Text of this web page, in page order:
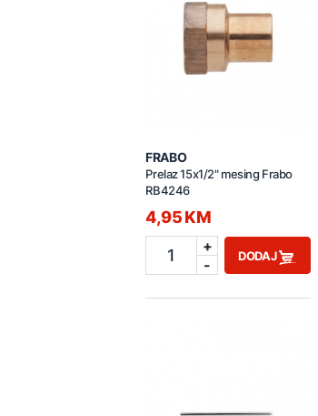
FRABO
Prelaz 15x1/2" mesing Frabo
RB4246
4,95 KM
1
+
-
DODAJ